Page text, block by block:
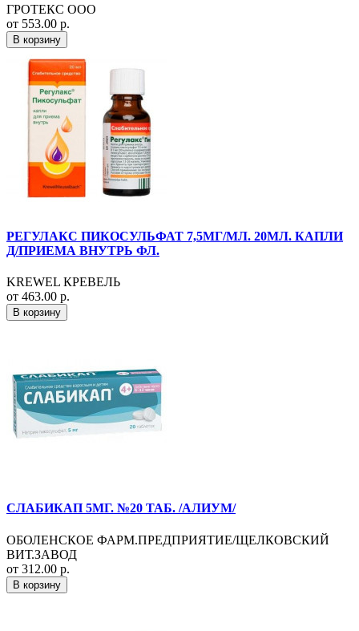
ГРОТЕКС ООО
от 553.00 р.
В корзину
РЕГУЛАКС ПИКОСУЛЬФАТ 7,5МГ/МЛ. 20МЛ. КАПЛИ
Д/ПРИЕМА ВНУТРЬ ФЛ.
KREWEL КРЕВЕЛЬ
от 463.00 р.
В корзину
СЛАБИКАП 5МГ. №20 ТАБ. /АЛИУМ/
ОБОЛЕНСКОЕ ФАРМ.ПРЕДПРИЯТИЕ/ЩЕЛКОВСКИЙ
ВИТ.ЗАВОД
от 312.00 р.
В корзину